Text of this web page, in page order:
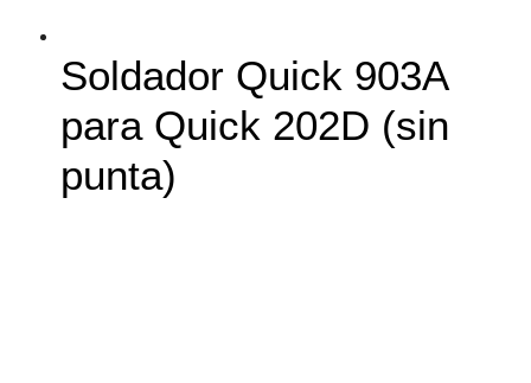
Soldador Quick 903A
para Quick 202D (sin
punta)